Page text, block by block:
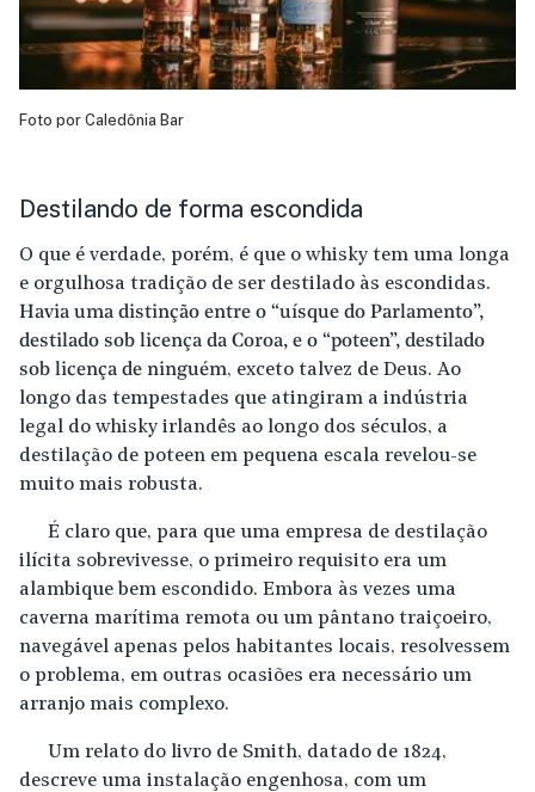
Foto por Caledônia Bar
Destilando de forma escondida
O que é verdade, porém, é que o whisky tem uma longa
e orgulhosa tradição de ser destilado às escondidas.
Havia uma distinção entre o “uísque do Parlamento”,
destilado sob licença da Coroa, e o “poteen”, destilado
sob licença de ninguém, exceto talvez de Deus. Ao
longo das tempestades que atingiram a indústria
legal do whisky irlandês ao longo dos séculos, a
destilação de poteen em pequena escala revelou-se
muito mais robusta.
É claro que, para que uma empresa de destilação
ilícita sobrevivesse, o primeiro requisito era um
alambique bem escondido. Embora às vezes uma
caverna marítima remota ou um pântano traiçoeiro,
navegável apenas pelos habitantes locais, resolvessem
o problema, em outras ocasiões era necessário um
arranjo mais complexo.
Um relato do livro de Smith, datado de 1824,
descreve uma instalação engenhosa, com um